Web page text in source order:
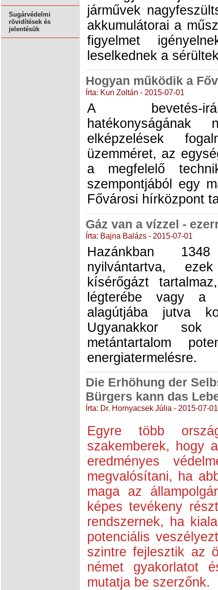
Sugárvédelmi
rövidítések és
jelentésük
járművek
akkumulátorai a
figyelmet
leselkednek a
Hogyan működik a
Írta: Kun Zoltán - 2015-07-01
A bevetés-
hatékonyságának
elképzelések
üzemméret, az
a megfelelő
szempontjából egy
Fővárosi hírközpont
Gáz van a vízzel -
Írta: Bajna Balázs - 2015-07-01
Hazánkban
nyilvántartva,
kísérőgázt
légterébe vagy a
alagútjába jutva
Ugyanakkor
metántartalom
energiatermelésre.
Die Erhöhung der
Bürgers kann das
Írta: Dr. Hornyacsek Júlia - 2015-07-01
Egyre több
szakemberek, hogy
eredményes
megvalósítani, ha
maga az
képes tevékeny
rendszernek, ha
potenciális
szintre fejlesztik az
német gyakorlatot
mutatja be szerzőnk.